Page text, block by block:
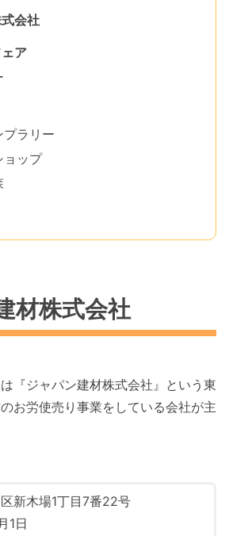
会社
ア
プラリー
ョップ
材株式会社
『ジャパン建材株式会社』という東
お労使売り事業をしている会社が主
新木場1丁目7番22号
1日